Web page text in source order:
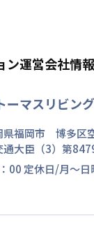
ン運営会社情報
ーマスリビン
県福岡市 博多区
通大臣（3）第
00 定休日/月～